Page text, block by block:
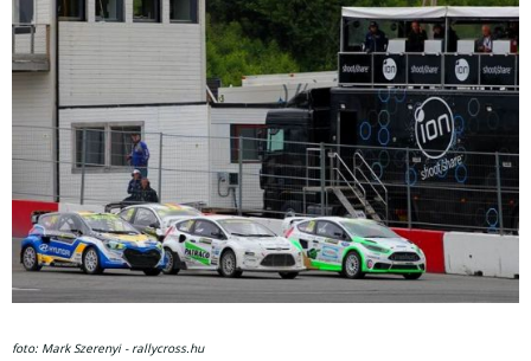
foto: Mark Szerenyi - rallycross.hu